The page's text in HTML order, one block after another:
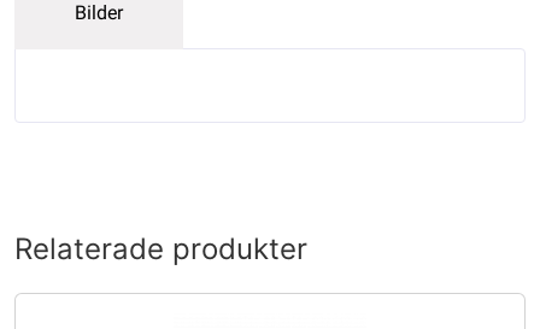
Bilder
Relaterade produkter